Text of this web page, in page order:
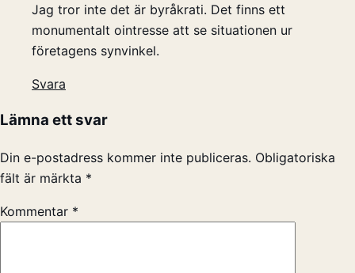
Jag tror inte det är byråkrati. Det finns ett
monumentalt ointresse att se situationen ur
företagens synvinkel.
Svara
Lämna ett svar
Din e-postadress kommer inte publiceras. Obligatoriska
fält är märkta *
Kommentar *